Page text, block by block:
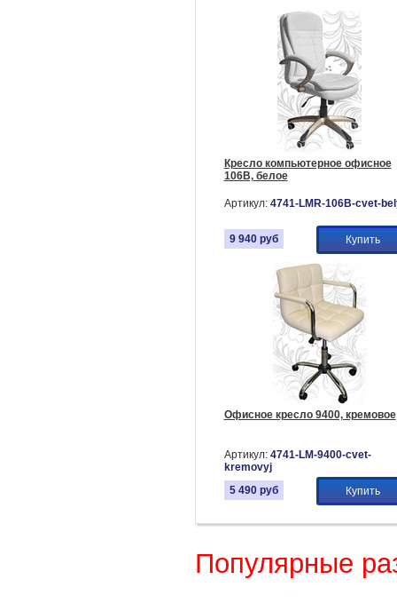
Кресло компьютерное офисное
106B, белое
Артикул: 4741-LMR-106B-cvet-
9 940 руб Купить
Офисное кресло 9400, кремовое
Артикул: 4741-LM-9400-cvet-
kremovyj
5 490 руб Купить
Популярные